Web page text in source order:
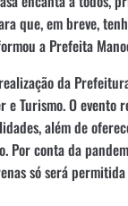
que, em breve,
a Prefeita
da
e Turismo. O evento
além de
Por conta da
só será